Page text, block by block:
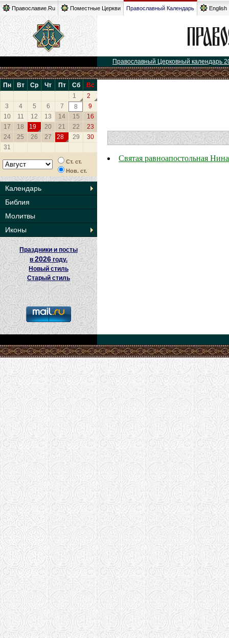
Православие.Ru Поместные Церкви Православный Календарь English
Православный Церковный календарь
Пн Вт Ср Чт Пт Сб
Вс
1
2
3
4 5 6 7 8
9
10
11 12 13 14 15
16
17
18 19 20 21 22
23
24
25 26 27 28 29
30
31
Ст. ст.
Нов. ст.
Календарь
Библия
Молитвы
Иконы
Праздники и посты
в2026 году.
Новый стиль
Старый стиль
Святая равноапостольная